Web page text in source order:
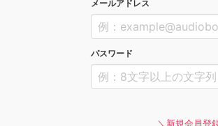
メールアドレス
パスワード
＼新規会員登